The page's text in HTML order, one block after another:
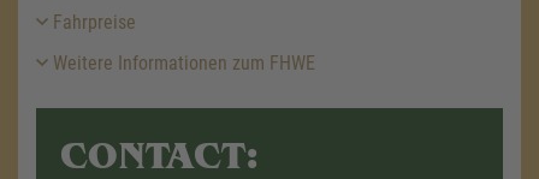
Fahrpreise
Weitere Informationen zum FHWE
CONTACT: